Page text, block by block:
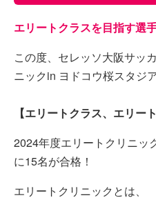
エリートクラスを目指す選
この度、セレッソ大阪サッ
ニックin ヨドコウ桜スタジ
【エリートクラス、エリー
2024年度エリートクリニッ
に15名が合格！
エリートクリニックとは、